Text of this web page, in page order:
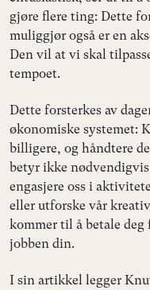
gjøre flere ting: Dette
muliggjør også er en
Den vil at vi skal
tempoet.
Dette forsterkes av
økonomiske systemet:
billigere, og håndtere
betyr ikke
engasjere oss i
eller utforske vår
kommer til å betale
jobben din.
I sin artikkel legger